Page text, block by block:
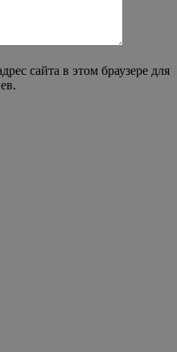
сайта в этом браузере для